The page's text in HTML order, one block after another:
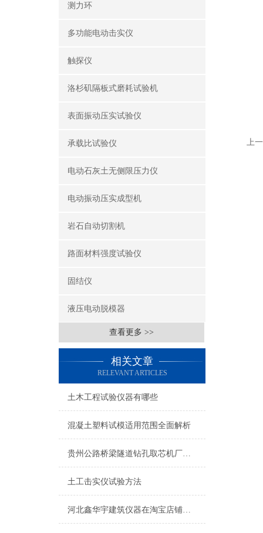
测力环
多功能电动击实仪
触探仪
洛杉矶隔板式磨耗试验机
表面振动压实试验仪
承载比试验仪
电动石灰土无侧限压力仪
电动振动压实成型机
岩石自动切割机
路面材料强度试验仪
固结仪
液压电动脱模器
查看更多 >>
相关文章
RELEVANT ARTICLES
土木工程试验仪器有哪些
混凝土塑料试模适用范围全面解析
贵州公路桥梁隧道钻孔取芯机厂家批发
土工击实仪试验方法
河北鑫华宇建筑仪器在淘宝店铺名称试验仪器总汇liu
上